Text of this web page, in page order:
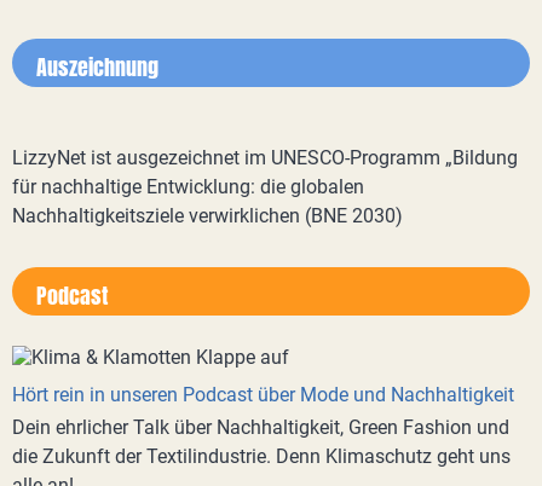
Auszeichnung
LizzyNet ist ausgezeichnet im UNESCO-Programm „Bildung
für nachhaltige Entwicklung: die globalen
Nachhaltigkeitsziele verwirklichen (BNE 2030)
Podcast
Hört rein in unseren Podcast über Mode und Nachhaltigkeit
Dein ehrlicher Talk über Nachhaltigkeit, Green Fashion und
die Zukunft der Textilindustrie. Denn Klimaschutz geht uns